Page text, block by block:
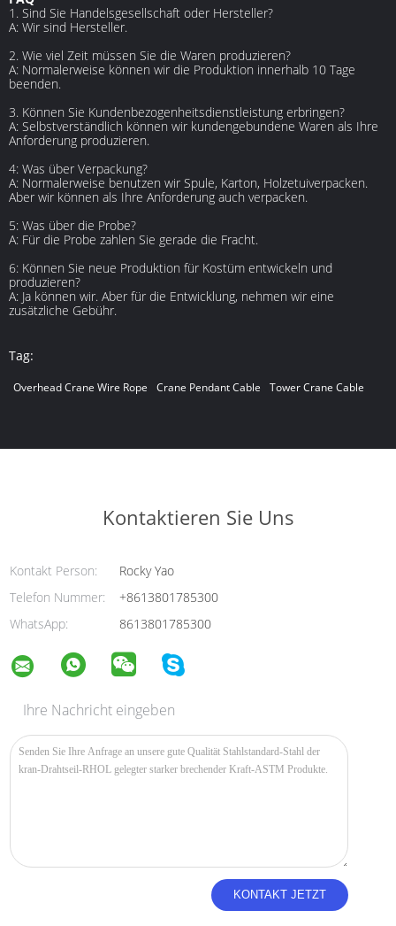
1. Sind Sie Handelsgesellschaft oder Hersteller?
A: Wir sind Hersteller.
2. Wie viel Zeit müssen Sie die Waren produzieren?
A: Normalerweise können wir die Produktion innerhalb 10 Tage
beenden.
3. Können Sie Kundenbezogenheitsdienstleistung erbringen?
A: Selbstverständlich können wir kundengebundene Waren als Ihre
Anforderung produzieren.
4: Was über Verpackung?
A: Normalerweise benutzen wir Spule, Karton, Holzetuiverpacken.
Aber wir können als Ihre Anforderung auch verpacken.
5: Was über die Probe?
A: Für die Probe zahlen Sie gerade die Fracht.
6: Können Sie neue Produktion für Kostüm entwickeln und
produzieren?
A: Ja können wir. Aber für die Entwicklung, nehmen wir eine
zusätzliche Gebühr.
Tag:
Overhead Crane Wire Rope Crane Pendant Cable Tower Crane Cable
Kontaktieren Sie Uns
Kontakt Person:
Rocky Yao
Telefon Nummer:
+8613801785300
WhatsApp:
8613801785300
Ihre Nachricht eingeben